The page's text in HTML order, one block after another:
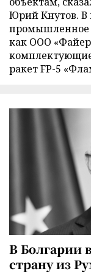
Юрий Кнутов. В
промышленное
как ООО
ракет FP-5
В Болгарии
страну из